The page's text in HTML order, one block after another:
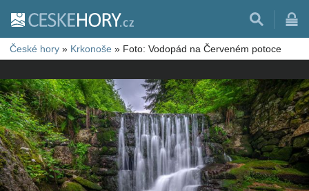
České hory » Krkonoše » Foto: Vodopád na Červeném potoce